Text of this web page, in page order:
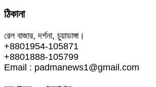
Share
ঠিকানা
রেল বাজার, দর্শনা, চুয়াডাঙ্গা।
+8801954-105871
+8801888-105799
Email : padmanews1@gmail.com